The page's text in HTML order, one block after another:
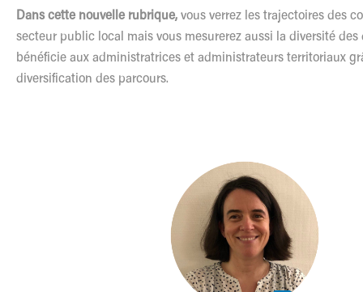
Dans cette nouvelle rubrique, vous verrez les trajectoires des
secteur public local mais vous mesurerez aussi la diversité
bénéficie aux administratrices et administrateurs territoriaux
diversification des parcours.